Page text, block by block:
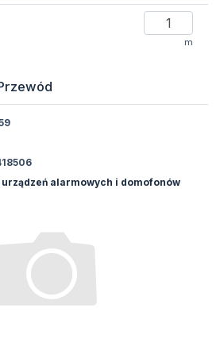
m
urządzeń alarmowych i domofonów